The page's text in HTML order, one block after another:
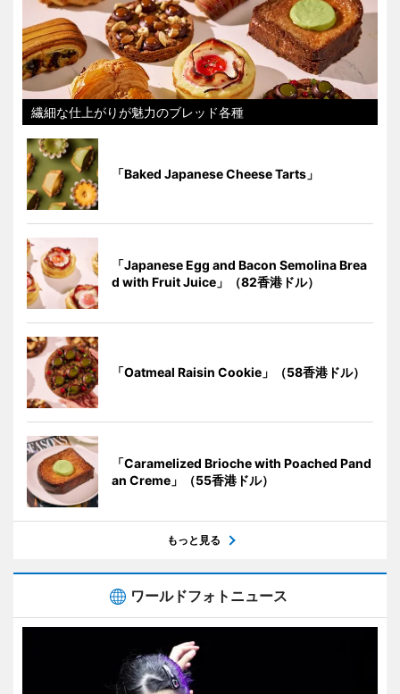
繊細な仕上がりが魅力のブレッド各種
「Baked Japanese Cheese Tarts」
「Japanese Egg and Bacon Semolina Brea
d with Fruit Juice」（82香港ドル）
「Oatmeal Raisin Cookie」（58香港ドル）
「Caramelized Brioche with Poached Pand
an Creme」（55香港ドル）
もっと見る
ワールドフォトニュース